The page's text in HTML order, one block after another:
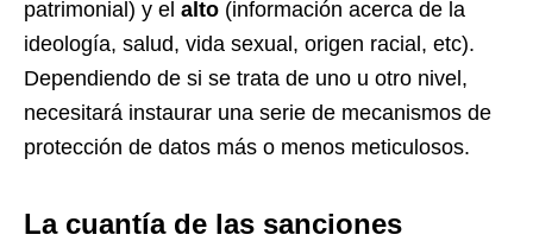
patrimonial) y el alto (información acerca de la
ideología, salud, vida sexual, origen racial, etc).
Dependiendo de si se trata de uno u otro nivel,
necesitará instaurar una serie de mecanismos de
protección de datos más o menos meticulosos.
La cuantía de las sanciones